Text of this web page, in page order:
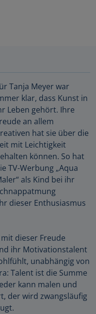
Tanja Meyer war
klar, dass Kunst in
Leben gehört. Ihre
an allem
hat sie über die
mit Leichtigkeit
können. So hat
TV-Werbung „Aqua
als Kind bei ihr
dieser Enthusiasmus
dieser Freude
ihr Motivationstalent
unabhängig von
Talent ist die Summe
kann malen und
der wird zwangsläufig